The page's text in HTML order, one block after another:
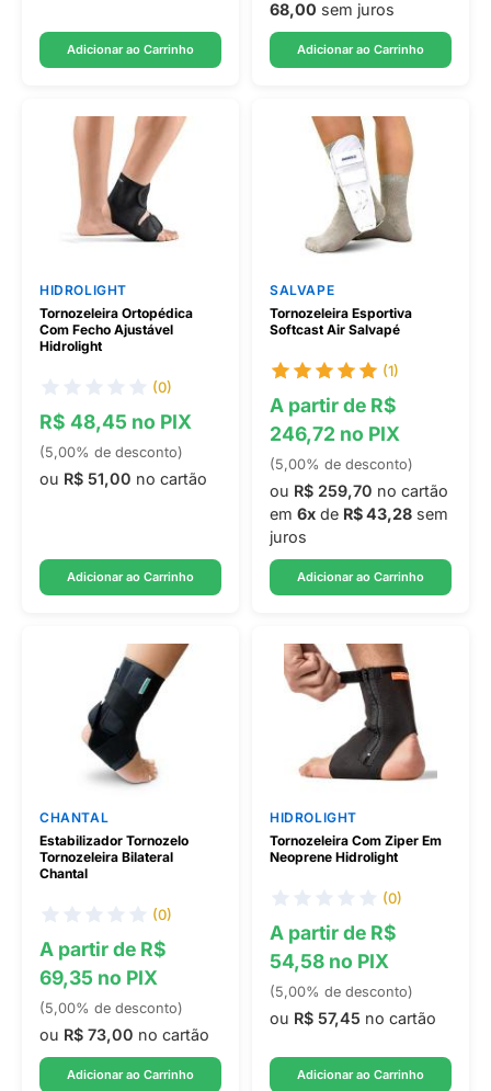
Adicionar ao Carrinho
68,00 sem juros
Adicionar ao Carrinho
HIDROLIGHT
Tornozeleira Ortopédica
Com Fecho Ajustável
Hidrolight
(0)
R$ 48,45 no PIX
(5,00% de desconto)
ou R$ 51,00 no cartão
Adicionar ao Carrinho
SALVAPE
Tornozeleira Esportiva
Softcast Air Salvapé
(1)
A partir de R$
246,72 no PIX
(5,00% de desconto)
ou R$ 259,70 no cartão
em 6x de R$ 43,28 sem
juros
Adicionar ao Carrinho
CHANTAL
Estabilizador Tornozelo
Tornozeleira Bilateral
Chantal
(0)
A partir de R$
69,35 no PIX
(5,00% de desconto)
ou R$ 73,00 no cartão
Adicionar ao Carrinho
HIDROLIGHT
Tornozeleira Com Ziper Em
Neoprene Hidrolight
(0)
A partir de R$
54,58 no PIX
(5,00% de desconto)
ou R$ 57,45 no cartão
Adicionar ao Carrinho